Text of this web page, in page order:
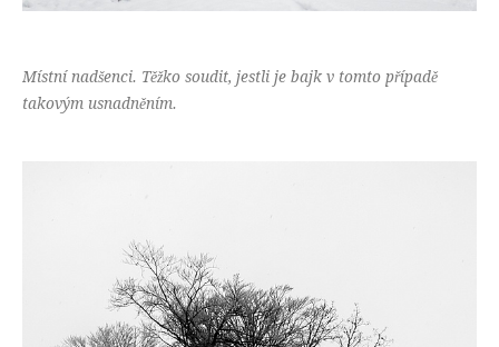
Místní nadšenci. Těžko soudit, jestli je bajk v tomto případě
takovým usnadněním.